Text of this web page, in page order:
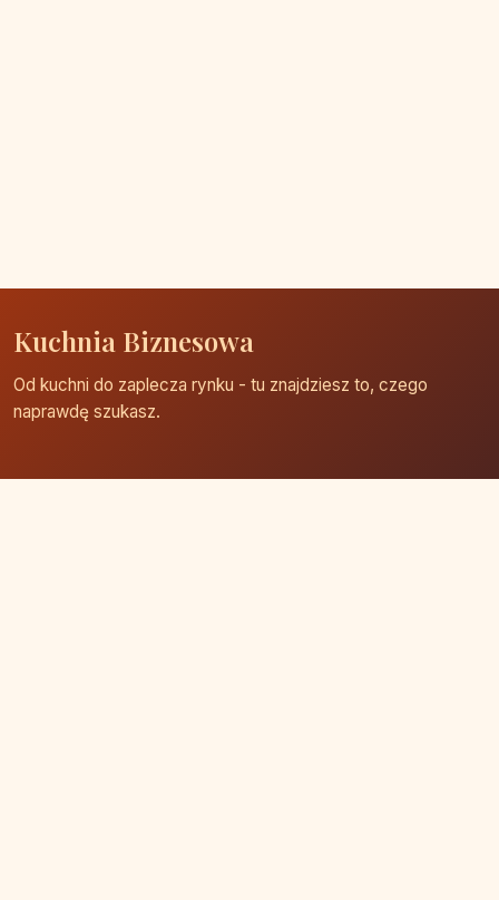
Kuchnia Biznesowa
Od kuchni do zaplecza rynku - tu znajdziesz to, czego
naprawdę szukasz.